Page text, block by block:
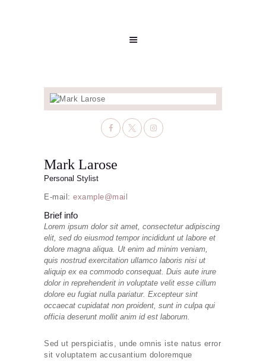
Mark Larose
Personal Stylist
E-mail: example@mail
Brief info
Lorem ipsum dolor sit amet, consectetur adipiscing
elit, sed do eiusmod tempor incididunt ut labore et
dolore magna aliqua. Ut enim ad minim veniam,
quis nostrud exercitation ullamco laboris nisi ut
aliquip ex ea commodo consequat. Duis aute irure
dolor in reprehenderit in voluptate velit esse cillum
dolore eu fugiat nulla pariatur. Excepteur sint
occaecat cupidatat non proident, sunt in culpa qui
officia deserunt mollit anim id est laborum.
Sed ut perspiciatis, unde omnis iste natus error
sit voluptatem accusantium doloremque